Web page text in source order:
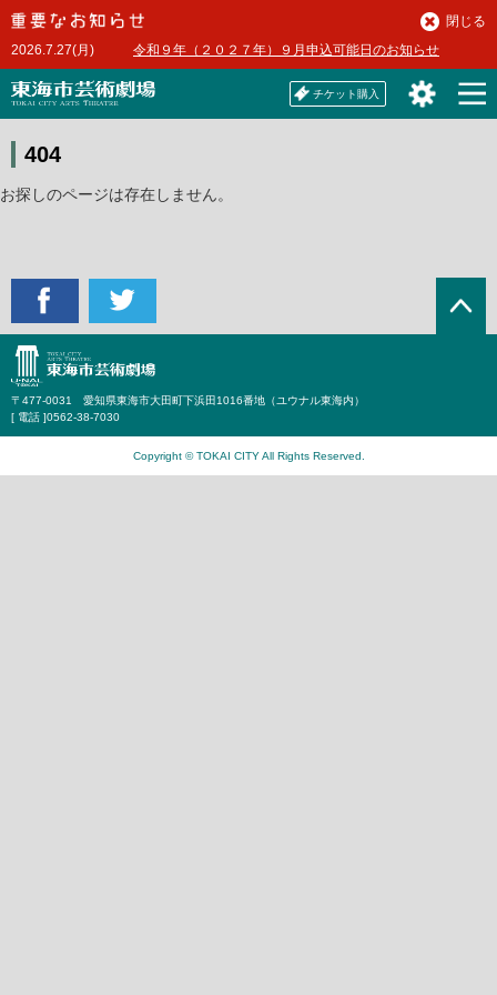
本
文
へ2026.7.27(月) 令和９年（２０２７年）９月申込可能日のお知らせ
閉じる
チケット購入
404
お探しのページは存在しません。
〒477-0031 愛知県東海市大田町下浜田1016番地（ユウナル東海内）
[ 電話 ]0562-38-7030
Copyright © TOKAI CITY All Rights Reserved.